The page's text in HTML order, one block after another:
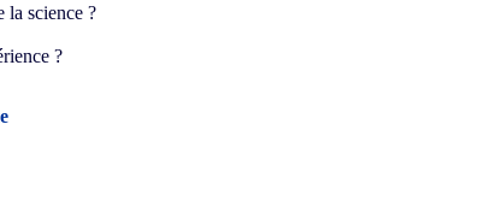
la science ?
?